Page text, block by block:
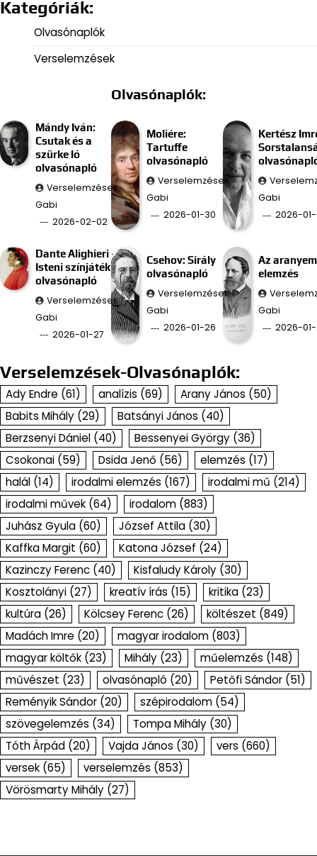
Kategóriák:
Olvasónaplók
Verselemzések
Olvasónaplók:
Mándy Iván:
Csutak és a
szürke ló
olvasónapló
Verselemzések
Gabi
2026-02-02
Moliére:
Tartuffe
olvasónapló
Verselemzések
Gabi
2026-01-30
Kertész
Gabi
2026-
Dante Alighieri –
Isteni színjáték
olvasónapló
Verselemzések
Gabi
2026-01-27
Csehov: Sirály
olvasónapló
Verselemzések
Gabi
2026-01-26
Az
elemzés
Gabi
2026-
Verselemzések-Olvasónaplók:
Ady Endre (61) analízis (69) Arany János (50)
Babits Mihály (29) Batsányi János (40)
Berzsenyi Dániel (40) Bessenyei György (36)
Csokonai (59) Dsida Jenő (56) elemzés (17)
halál (14) irodalmi elemzés (167) irodalmi mű (214)
irodalmi művek (64) irodalom (883)
Juhász Gyula (60) József Attila (30)
Kaffka Margit (60) Katona József (24)
Kazinczy Ferenc (40) Kisfaludy Károly (30)
Kosztolányi (27) kreatív írás (15) kritika (23)
kultúra (26) Kölcsey Ferenc (26) költészet (849)
Madách Imre (20) magyar irodalom (803)
magyar költők (23) Mihály (23) műelemzés (148)
művészet (23) olvasónapló (20) Petőfi Sándor (51)
Reményik Sándor (20) szépirodalom (54)
szövegelemzés (34) Tompa Mihály (30)
Tóth Árpád (20) Vajda János (30) vers (660)
versek (65) verselemzés (853)
Vörösmarty Mihály (27)